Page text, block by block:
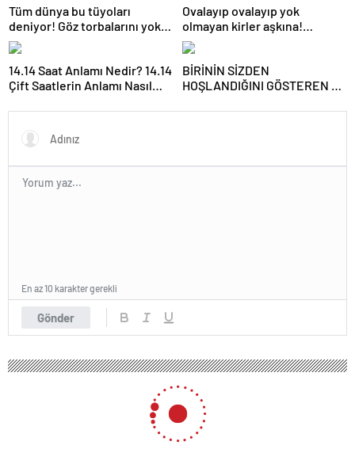
Tüm dünya bu tüyoları
deniyor! Göz torbalarını yok
eden yöntem: Hemoroid
kremi
Ovalayıp ovalayıp yok
olmayan kirler aşkına!
Kokusu çıkmayan bulaşıklara
en etkili yöntem
14.14 Saat Anlamı Nedir? 14.14
Çift Saatlerin Anlamı Nasıl
BİRİNİN SİZDEN
HOŞLANDIĞINI GÖSTEREN 6
Meğer en büyük aşk
Gönder
En az 10 karakter gerekli